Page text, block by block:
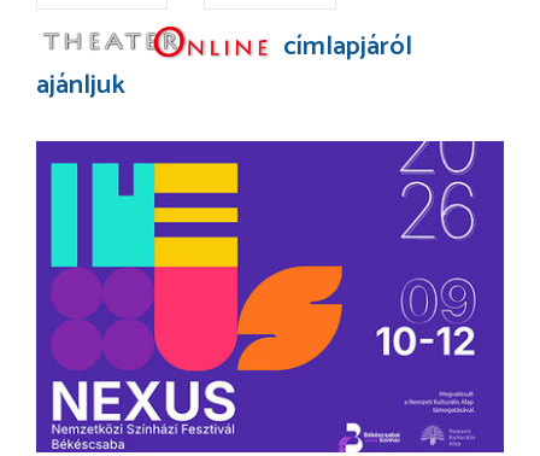
címlapjáról
ajánljuk